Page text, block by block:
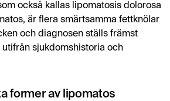
också kallas lipomatosis dolorosa
är flera smärtsamma fettknölar
och diagnosen ställs främst
utifrån sjukdomshistoria och
former av lipomatos